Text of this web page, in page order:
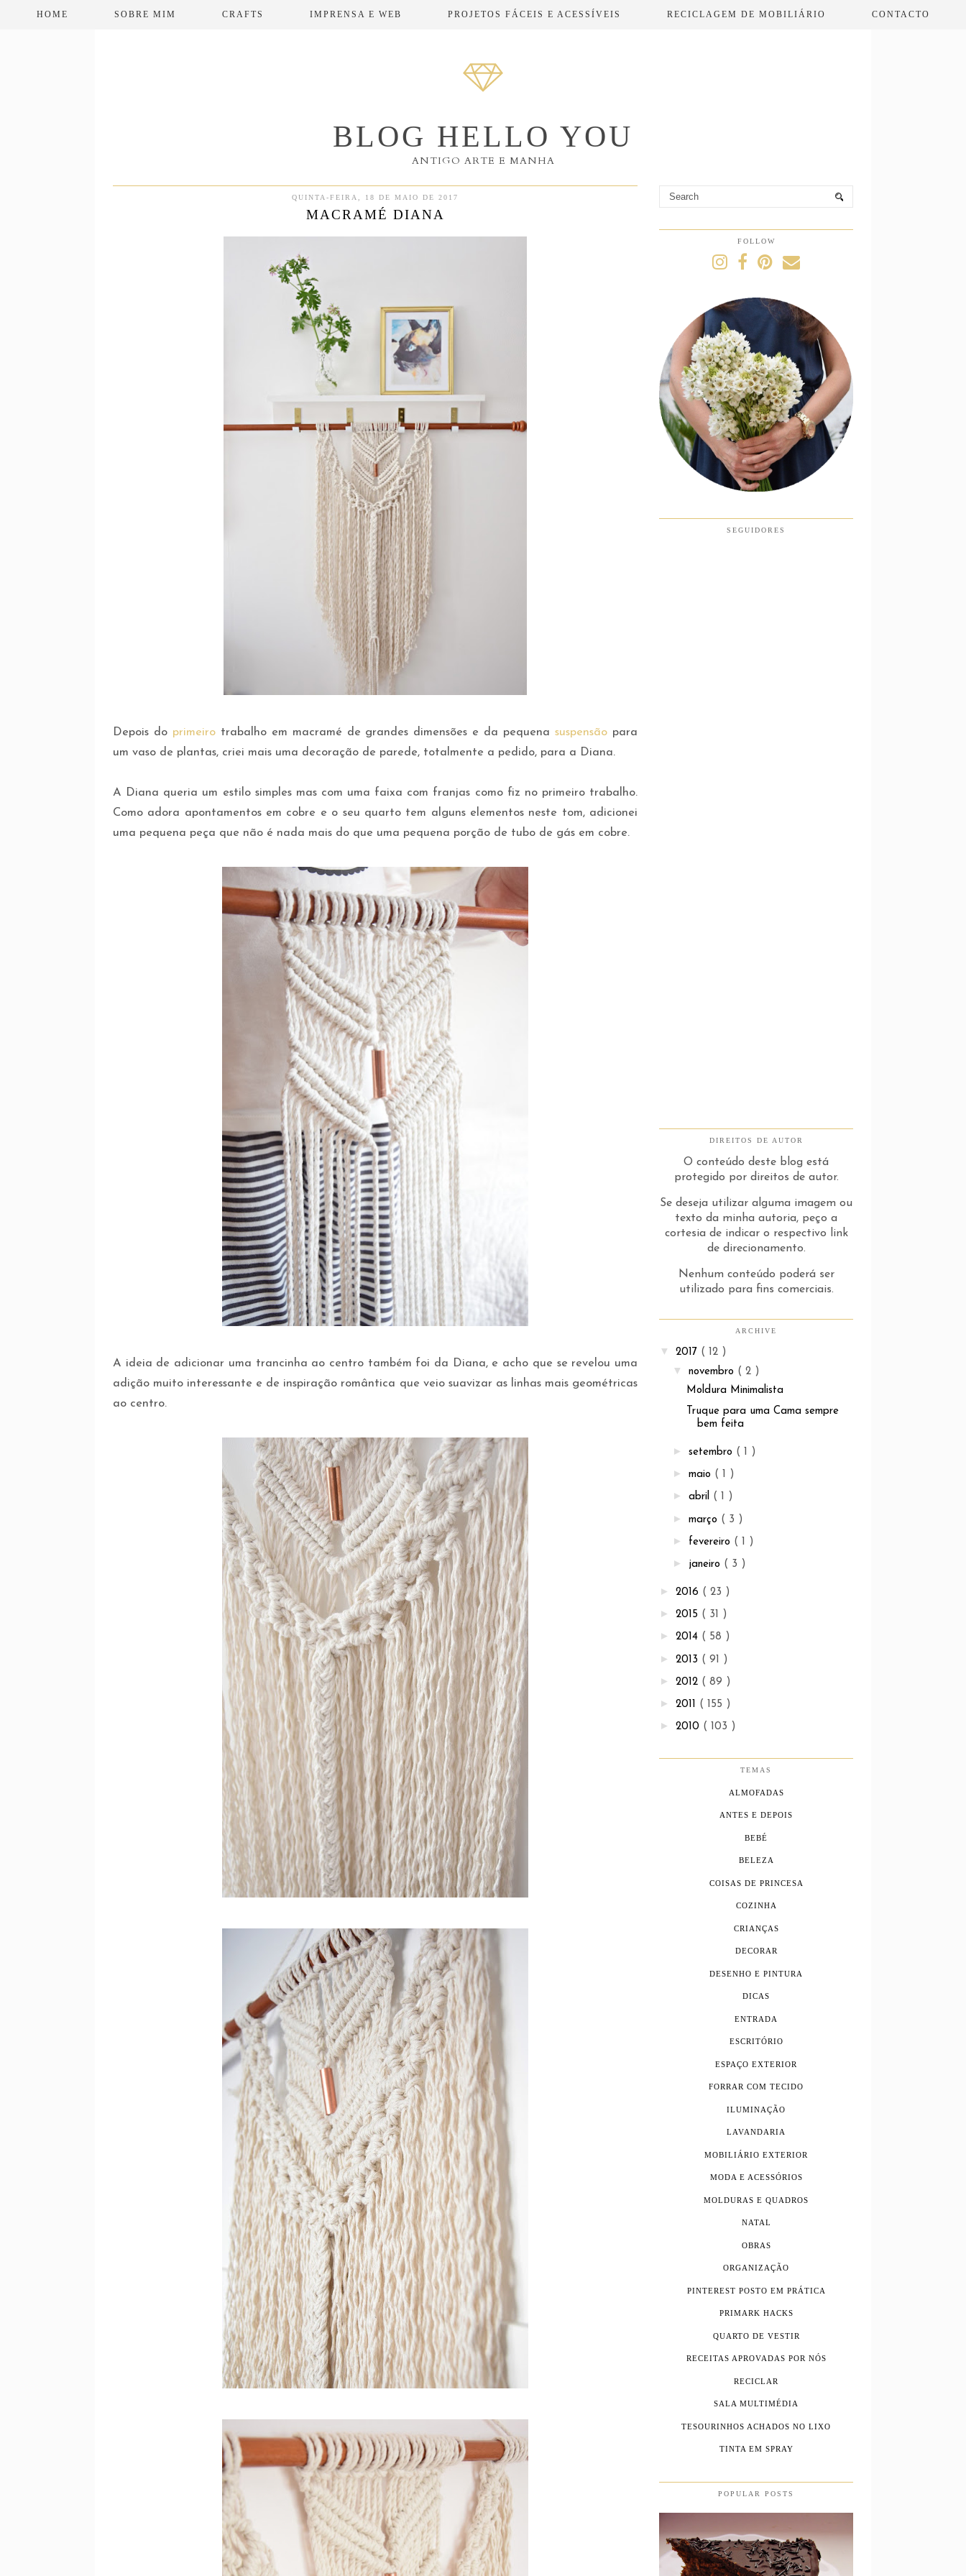
HOME SOBRE MIM CRAFTS IMPRENSA E WEB PROJETOS FÁCEIS E ACESSÍVEIS RECICLAGEM DE MOBILIÁRIO CONTACTO
BLOG HELLO YOU
ANTIGO ARTE E MANHA
QUINTA-FEIRA, 18 DE MAIO DE 2017
MACRAMÉ DIANA
Depois do primeirotrabalho em macramé de grandes dimensões e da pequenasuspensão para
um vaso de plantas, criei mais uma decoração de parede, totalmente a pedido, para a Diana.
A Diana queria um estilo simples mas com uma faixa com franjas como fiz no primeiro trabalho.
Como adora apontamentos em cobre e o seu quarto tem alguns elementos neste tom, adicionei
uma pequena peça que não é nada mais do que uma pequena porção de tubo de gás em cobre.
A ideia de adicionar uma trancinha ao centro também foi da Diana, e acho que se revelou uma
adição muito interessante e de inspiração romântica que veio suavizar as linhas mais geométricas
ao centro.
FOLLOW
SEGUIDORES
DIREITOS DE AUTOR
O conteúdo deste blog está
protegido por direitos de autor.
Se deseja utilizar alguma imagem ou
texto da minha autoria, peço a
cortesia de indicar o respectivo link
de direcionamento.
Nenhum conteúdo poderá ser
utilizado para fins comerciais.
ARCHIVE
▼ 2017 ( 12 )
▼ novembro ( 2 )
Moldura Minimalista
Truque para uma Cama sempre
bem feita
► setembro ( 1 )
► maio ( 1 )
► abril ( 1 )
► março ( 3 )
► fevereiro ( 1 )
► janeiro ( 3 )
► 2016 ( 23 )
► 2015 ( 31 )
► 2014 ( 58 )
► 2013 ( 91 )
► 2012 ( 89 )
► 2011 ( 155 )
► 2010 ( 103 )
TEMAS
ALMOFADAS
ANTES E DEPOIS
BEBÉ
BELEZA
COISAS DE PRINCESA
COZINHA
CRIANÇAS
DECORAR
DESENHO E PINTURA
DICAS
ENTRADA
ESCRITÓRIO
ESPAÇO EXTERIOR
FORRAR COM TECIDO
ILUMINAÇÃO
LAVANDARIA
MOBILIÁRIO EXTERIOR
MODA E ACESSÓRIOS
MOLDURAS E QUADROS
NATAL
OBRAS
ORGANIZAÇÃO
PINTEREST POSTO EM PRÁTICA
PRIMARK HACKS
QUARTO DE VESTIR
RECEITAS APROVADAS POR NÓS
RECICLAR
SALA MULTIMÉDIA
TESOURINHOS ACHADOS NO LIXO
TINTA EM SPRAY
POPULAR POSTS